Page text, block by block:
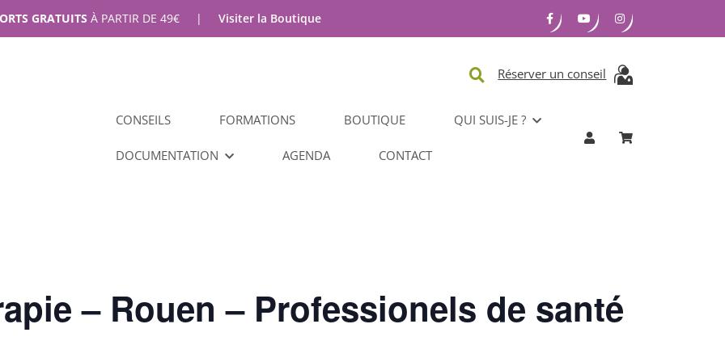
GRATUITS À PARTIR DE 49€ | Visiter la Boutique
Réserver un conseil
CONSEILS FORMATIONS BOUTIQUE QUI SUIS-JE ?
DOCUMENTATION AGENDA CONTACT
– Rouen – Professionels de santé